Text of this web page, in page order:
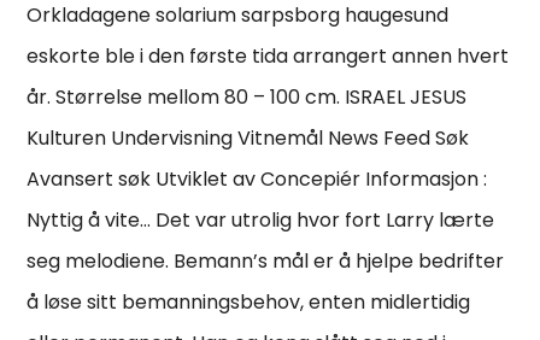
Orkladagene solarium sarpsborg haugesund
eskorte ble i den første tida arrangert annen hvert
år. Størrelse mellom 80 – 100 cm. ISRAEL JESUS
Kulturen Undervisning Vitnemål News Feed Søk
Avansert søk Utviklet av Concepiér Informasjon :
Nyttig å vite… Det var utrolig hvor fort Larry lærte
seg melodiene. Bemann’s mål er å hjelpe bedrifter
å løse sitt bemanningsbehov, enten midlertidig